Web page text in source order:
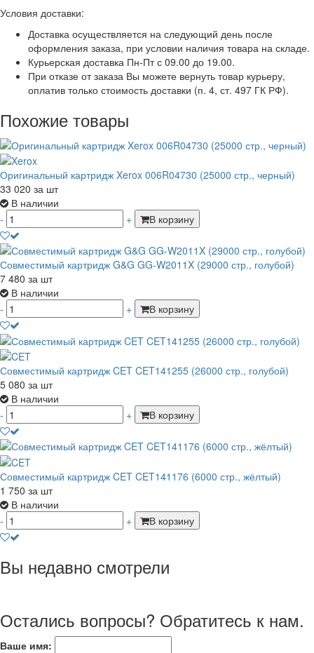
Условия доставки:
Доставка осуществляется на следующий день после
оформления заказа, при условии наличия товара на складе.
Курьерская доставка Пн-Пт с 09.00 до 19.00.
При отказе от заказа Вы можете вернуть товар курьеру,
оплатив только стоимость доставки (п. 4, ст. 497 ГК РФ).
Похожие товары
Оригинальный картридж Xerox 006R04730 (25000 стр., черный)
33 020 за шт
В наличии
-
+ В корзину
Совместимый картридж G&G GG-W2011X (29000 стр., голубой)
7 480 за шт
В наличии
-
+ В корзину
Совместимый картридж CET CET141255 (26000 стр., голубой)
5 080 за шт
В наличии
-
+ В корзину
Совместимый картридж CET CET141176 (6000 стр., жёлтый)
1 750 за шт
В наличии
-
+ В корзину
Вы недавно смотрели
Остались вопросы? Обратитесь к нам.
Ваше имя: